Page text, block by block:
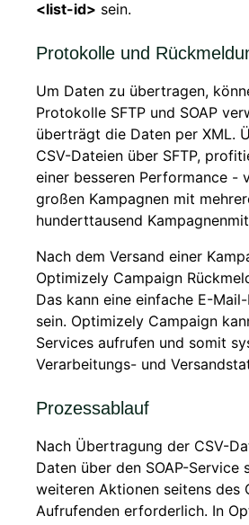
<list-id> sein.
Protokolle und
Um Daten zu übertragen,
Protokolle SFTP und SOAP
überträgt die Daten per XML.
CSV-Dateien über SFTP,
einer besseren Performance -
großen Kampagnen mit
hunderttausend
Nach dem Versand einer
Optimizely Campaign
Das kann eine einfache E-
sein. Optimizely Campaign
Services aufrufen und somit
Verarbeitungs- und
Prozessablauf
Nach Übertragung der CSV-
Daten über den SOAP-Service
weiteren Aktionen seitens des
Aufrufenden erforderlich. In